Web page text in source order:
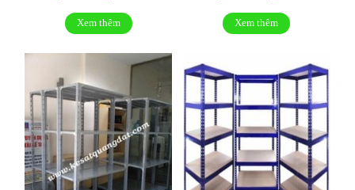
Xem thêm Xem thêm